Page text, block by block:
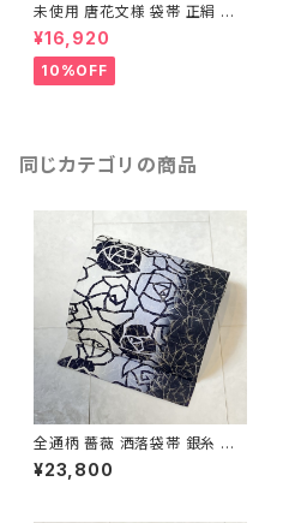
未使用 唐花文様 袋帯 正絹 鳳
凰 金糸 黒 茶 080
¥16,920
10%OFF
同じカテゴリの商品
全通柄 薔薇 洒落袋帯 銀糸 長
尺 正絹 白 黒 青紫 659
¥23,800